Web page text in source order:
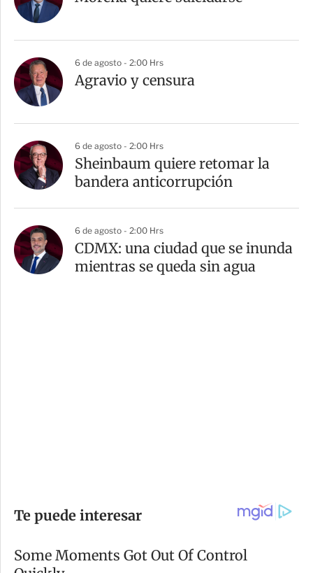
6 de agosto - 2:00 Hrs
Agravio y censura
6 de agosto - 2:00 Hrs
Sheinbaum quiere retomar la
bandera anticorrupción
6 de agosto - 2:00 Hrs
CDMX: una ciudad que se inunda
mientras se queda sin agua